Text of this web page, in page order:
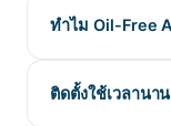
ทำไม Oil-Free
ติดตั้งใช้เวลานา